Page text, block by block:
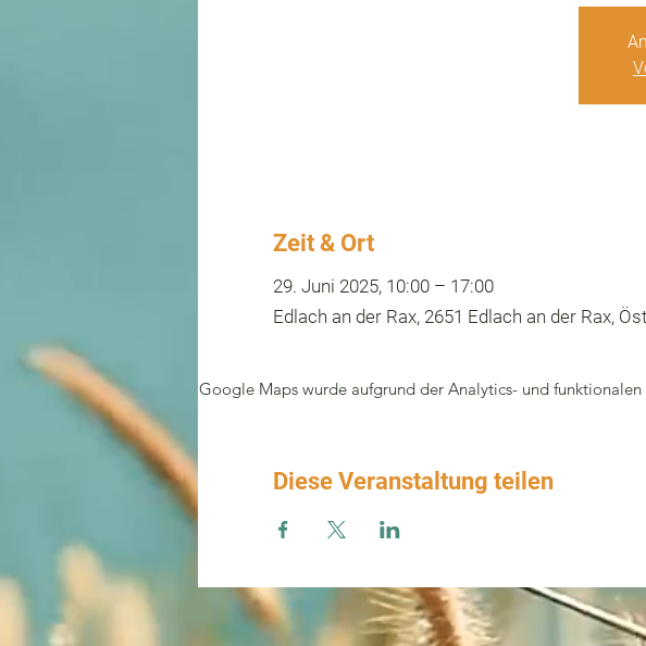
Zeit & Ort
29. Juni 2025, 10:00 – 17:00
Edlach an der Rax, 2651 Edlach an der Rax,
Google Maps wurde aufgrund der Analytics- und
Diese Veranstaltung teilen